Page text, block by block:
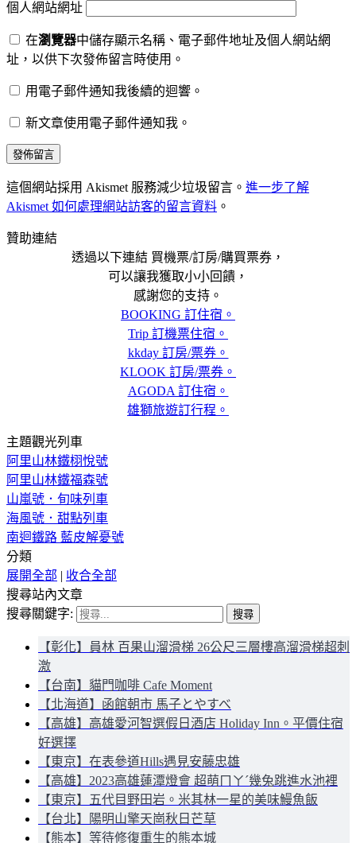
個人網站網址
在瀏覽器中儲存顯示名稱、電子郵件地址及個人網站網
址，以供下次發佈留言時使用。
用電子郵件通知我後續的迴響。
新文章使用電子郵件通知我。
這個網站採用 Akismet 服務減少垃圾留言。 進一步了解
Akismet 如何處理網站訪客的留言資料 。
贊助連結
透過以下連結 買機票/訂房/購買票券，
可以讓我獲取小小回饋，
感謝您的支持。
BOOKING 訂住宿。
Trip 訂機票住宿。
kkday 訂房/票券。
KLOOK 訂房/票券。
AGODA 訂住宿。
雄獅旅遊訂行程。
主題觀光列車
阿里山林鐵栩悅號
阿里山林鐵福森號
山嵐號．旬味列車
海風號．甜點列車
南迴鐵路 藍皮解憂號
分類
展開全部 | 收合全部
搜尋站內文章
搜尋關鍵字:
【彰化】員林 百果山溜滑梯 26公尺三層樓高溜滑梯超刺
激
【台南】貓門咖啡 Cafe Moment
【北海道】函館朝市 馬子とやすべ
【高雄】高雄愛河智選假日酒店 Holiday Inn。平價住宿
好選擇
【東京】在表參道Hills遇見安藤忠雄
【高雄】2023高雄蓮潭燈會 超萌ㄇㄚˊ幾兔跳進水池裡
【東京】五代目野田岩。米其林一星的美味鰻魚飯
【台北】陽明山擎天崗秋日芒草
【熊本】等待修復重生的熊本城